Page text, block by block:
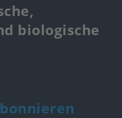
biologische